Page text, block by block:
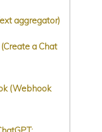
aggregator)
a Chat
(Webhook